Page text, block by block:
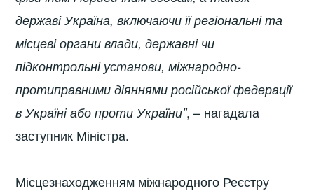
державі Україна, включаючи її регіональні та
місцеві органи влади, державні чи
підконтрольні установи, міжнародно-
протиправними діяннями російської федерації
в Україні або проти України”, – нагадала
заступник Міністра.
Місцезнаходженням міжнародного Реєстру